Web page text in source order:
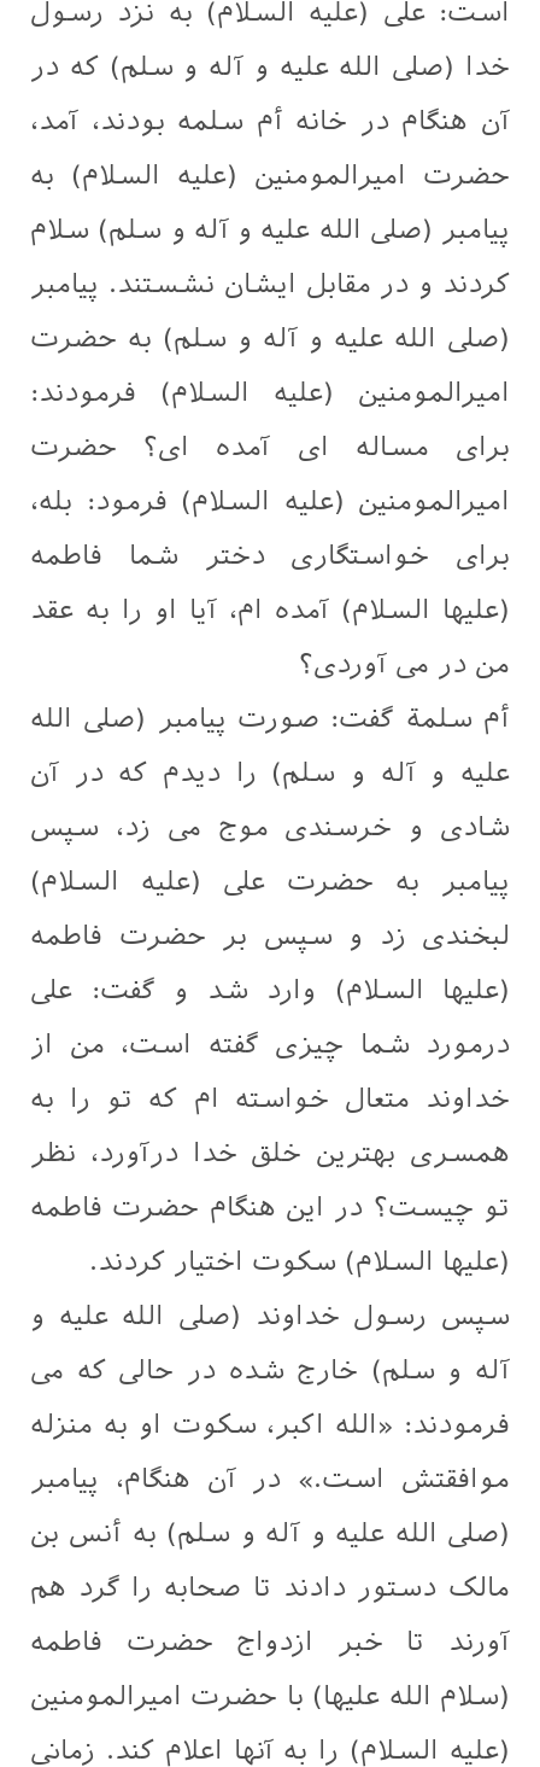
است: علی (علیه السلام) به نزد رسول
خدا (صلی الله علیه و آله و سلم) که در
آن هنگام در خانه أم سلمه بودند، آمد،
حضرت امیرالمومنین (علیه السلام) به
پیامبر (صلی الله علیه و آله و سلم) سلام
کردند و در مقابل ایشان نشستند. پیامبر
(صلی الله علیه و آله و سلم) به حضرت
امیرالمومنین (علیه السلام) فرمودند:
برای مساله ای آمده ای؟ حضرت
امیرالمومنین (علیه السلام) فرمود: بله،
برای خواستگاری دختر شما فاطمه
(علیها السلام) آمده ام، آیا او را به عقد
من در می آوردی؟
أم سلمة گفت: صورت پیامبر (صلی الله
علیه و آله و سلم) را دیدم که در آن
شادی و خرسندی موج می زد، سپس
پیامبر به حضرت علی (علیه السلام)
لبخندی زد و سپس بر حضرت فاطمه
(علیها السلام) وارد شد و گفت: علی
درمورد شما چیزی گفته است، من از
خداوند متعال خواسته ام که تو را به
همسری بهترین خلق خدا درآورد، نظر
تو چیست؟ در این هنگام حضرت فاطمه
(علیها السلام) سکوت اختیار کردند.
سپس رسول خداوند (صلی الله علیه و
آله و سلم) خارج شده در حالی که می
فرمودند: «الله اکبر، سکوت او به منزله
موافقتش است.» در آن هنگام، پیامبر
(صلی الله علیه و آله و سلم) به أنس بن
مالک دستور دادند تا صحابه را گرد هم
آورند تا خبر ازدواج حضرت فاطمه
(سلام الله علیها) با حضرت امیرالمومنین
(علیه السلام) را به آنها اعلام کند. زمانی